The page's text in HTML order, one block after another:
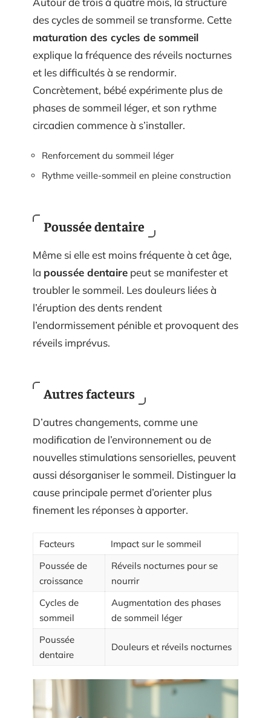
des cycles de sommeil se transforme. Cette
maturation des cycles de sommeil
explique la fréquence des réveils nocturnes
et les difficultés à se rendormir.
Concrètement, bébé expérimente plus de
phases de sommeil léger, et son rythme
circadien commence à s’installer.
Renforcement du sommeil léger
Rythme veille-sommeil en pleine construction
Poussée dentaire
Même si elle est moins fréquente à cet âge,
la poussée dentaire peut se manifester et
troubler le sommeil. Les douleurs liées à
l’éruption des dents rendent
l’endormissement pénible et provoquent des
réveils imprévus.
Autres facteurs
D’autres changements, comme une
modification de l’environnement ou de
nouvelles stimulations sensorielles, peuvent
aussi désorganiser le sommeil. Distinguer la
cause principale permet d’orienter plus
finement les réponses à apporter.
Facteurs
Impact sur le sommeil
Poussée de
croissance
Réveils nocturnes pour se
nourrir
Cycles de
sommeil
Augmentation des phases
de sommeil léger
Poussée
dentaire
Douleurs et réveils nocturnes